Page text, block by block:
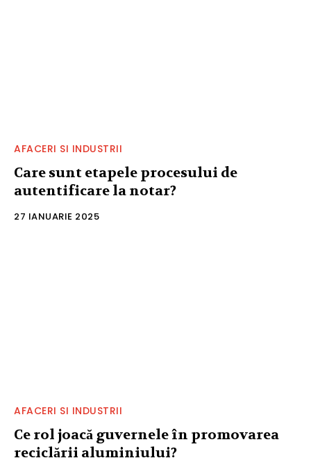
AFACERI SI INDUSTRII
Care sunt etapele procesului de
autentificare la notar?
27 IANUARIE 2025
AFACERI SI INDUSTRII
Ce rol joacă guvernele în promovarea
reciclării aluminiului?